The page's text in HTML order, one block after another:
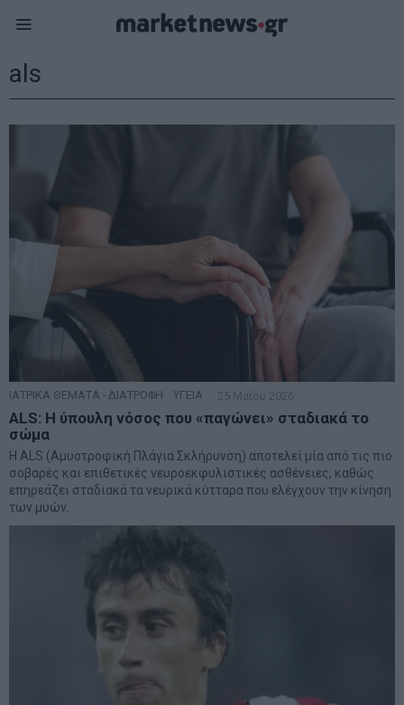
als
ΙΑΤΡΙΚΑ ΘΕΜΑΤΑ - ΔΙΑΤΡΟΦΗ ΥΓΕΙΑ 25 Μαΐου 2026
ALS: Η ύπουλη νόσος που «παγώνει» σταδιακά το
σώμα
Η ALS (Αμυοτροφική Πλάγια Σκλήρυνση) αποτελεί μία από τις πιο
σοβαρές και επιθετικές νευροεκφυλιστικές ασθένειες, καθώς
επηρεάζει σταδιακά τα νευρικά κύτταρα που ελέγχουν την κίνηση
των μυών.